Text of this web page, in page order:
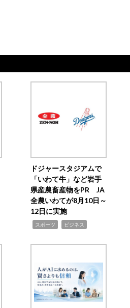
ドジャースタジアムで
「いわて牛」など岩手
県産農畜産物をPR JA
全農いわてが8月10日～
12日に実施
スポーツ ビジネス